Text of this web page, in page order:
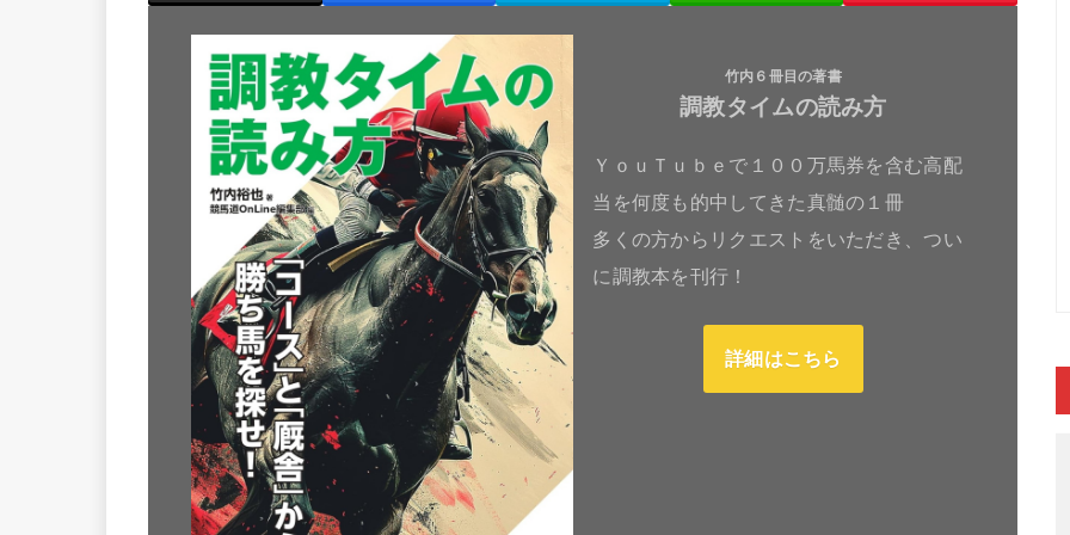
竹内６冊目の著書
調教タイムの読み方
ＹｏｕＴｕｂｅで１００万馬券を含む高配
当を何度も的中してきた真髄の１冊
多くの方からリクエストをいただき、つい
に調教本を刊行！
詳細はこちら